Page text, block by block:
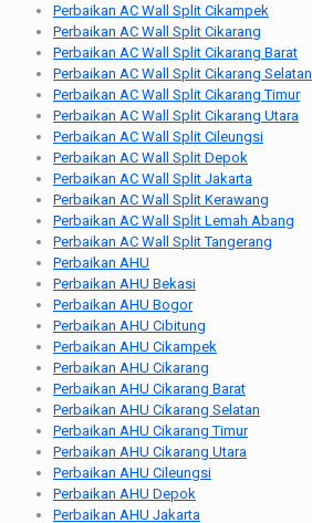
Perbaikan AC Wall Split Cikampek
Perbaikan AC Wall Split Cikarang
Perbaikan AC Wall Split Cikarang Barat
Perbaikan AC Wall Split Cikarang Selatan
Perbaikan AC Wall Split Cikarang Timur
Perbaikan AC Wall Split Cikarang Utara
Perbaikan AC Wall Split Cileungsi
Perbaikan AC Wall Split Depok
Perbaikan AC Wall Split Jakarta
Perbaikan AC Wall Split Kerawang
Perbaikan AC Wall Split Lemah Abang
Perbaikan AC Wall Split Tangerang
Perbaikan AHU
Perbaikan AHU Bekasi
Perbaikan AHU Bogor
Perbaikan AHU Cibitung
Perbaikan AHU Cikampek
Perbaikan AHU Cikarang
Perbaikan AHU Cikarang Barat
Perbaikan AHU Cikarang Selatan
Perbaikan AHU Cikarang Timur
Perbaikan AHU Cikarang Utara
Perbaikan AHU Cileungsi
Perbaikan AHU Depok
Perbaikan AHU Jakarta